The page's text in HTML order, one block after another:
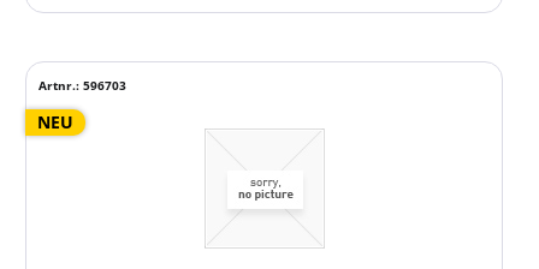
NEU
Artnr.: 596703